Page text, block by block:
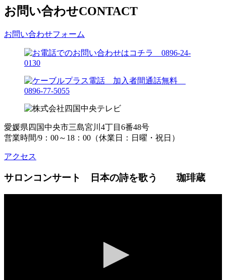
お問い合わせCONTACT
お問い合わせフォーム
愛媛県四国中央市三島宮川4丁目6番48号
営業時間/9：00～18：00（休業日：日曜・祝日）
アクセス
サロンコンサート 日本の詩を歌う 珈琲蔵